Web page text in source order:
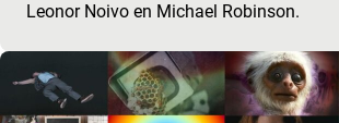
Leonor Noivo en Michael Robinson.